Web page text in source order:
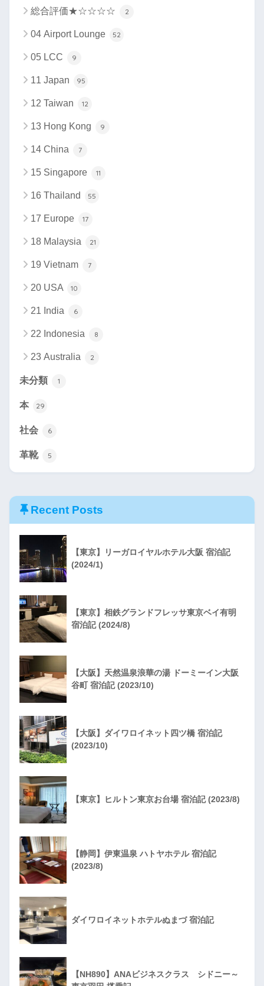
総合評価★☆☆☆☆ 2
04 Airport Lounge 52
05 LCC 9
11 Japan 95
12 Taiwan 12
13 Hong Kong 9
14 China 7
15 Singapore 11
16 Thailand 55
17 Europe 17
18 Malaysia 21
19 Vietnam 7
20 USA 10
21 India 6
22 Indonesia 8
23 Australia 2
未分類 1
本 29
社会 6
革靴 5
Recent Posts
【東京】リーガロイヤルホテル大阪 宿泊記
(2024/1)
【東京】相鉄グランドフレッサ東京ベイ有明
宿泊記 (2024/8)
【大阪】天然温泉浪華の湯 ドーミーイン大阪
谷町 宿泊記 (2023/10)
【大阪】ダイワロイネット四ツ橋 宿泊記
(2023/10)
【東京】ヒルトン東京お台場 宿泊記 (2023/8)
【静岡】伊東温泉 ハトヤホテル 宿泊記
(2023/8)
ダイワロイネットホテルぬまづ 宿泊記
【NH890】ANAビジネスクラス シドニー～